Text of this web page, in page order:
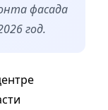
фасада
год.